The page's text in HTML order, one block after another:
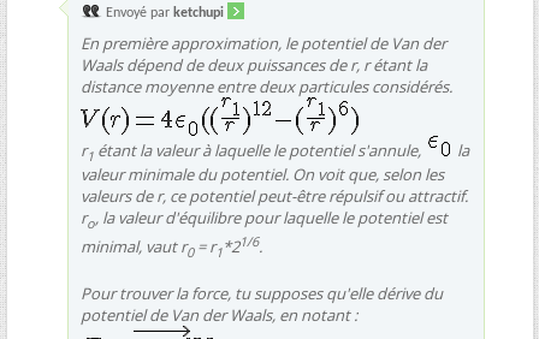
Envoyé par ketchupi
En première approximation, le potentiel de Van der
Waals dépend de deux puissances de r, r étant la
distance moyenne entre deux particules considérés.
r1 étant la valeur à laquelle le potentiel s'annule,
la
valeur minimale du potentiel. On voit que, selon les
valeurs de r, ce potentiel peut-être répulsif ou attractif.
ro, la valeur d'équilibre pour laquelle le potentiel est
minimal, vaut r0= r 1*21/6.
Pour trouver la force, tu supposes qu'elle dérive du
potentiel de Van der Waals, en notant :